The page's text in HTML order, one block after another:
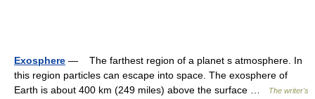
Exosphere — The farthest region of a planet s atmosphere. In
this region particles can escape into space. The exosphere of
Earth is about 400 km (249 miles) above the surface …
The writer's